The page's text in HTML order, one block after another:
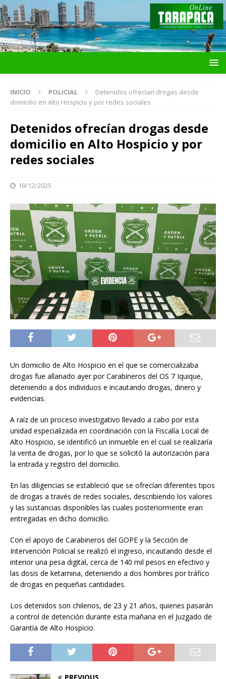
INICIO POLICIAL
Detenidos ofrecían drogas desde
domicilio en Alto Hospicio y por redes sociales
Detenidos ofrecían drogas desde
domicilio en Alto Hospicio y por
redes sociales
19/12/2025
Un domicilio de Alto Hospicio en el que se comercializaba
drogas fue allanado ayer por Carabineros del OS 7 Iquique,
deteniendo a dos individuos e incautando drogas, dinero y
evidencias.
A raíz de un proceso investigativo llevado a cabo por esta
unidad especializada en coordinación con la Fiscalía Local de
Alto Hospicio, se identificó un inmueble en el cual se realizaría
la venta de drogas, por lo que se solicitó la autorización para
la entrada y registro del domicilio.
En las diligencias se estableció que se ofrecían diferentes tipos
de drogas a través de redes sociales, describiendo los valores
y las sustancias disponibles las cuales posteriormente eran
entregadas en dicho domicilio.
Con el apoyo de Carabineros del GOPE y la Sección de
Intervención Policial se realizó el ingreso, incautando desde el
interior una pesa digital, cerca de 140 mil pesos en efectivo y
las dosis de ketamina, deteniendo a dos hombres por tráfico
de drogas en pequeñas cantidades.
Los detenidos son chilenos, de 23 y 21 años, quienes pasarán
a control de detención durante esta mañana en el Juzgado de
Garantía de Alto Hospicio.